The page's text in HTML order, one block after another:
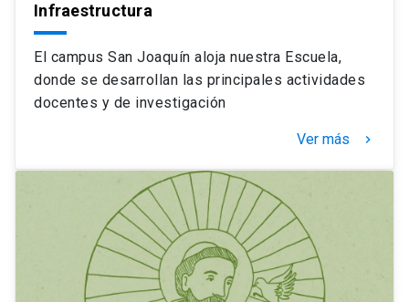
Infraestructura
El campus San Joaquín aloja nuestra Escuela,
donde se desarrollan las principales actividades
docentes y de investigación
Ver más keyboard_arrow_right